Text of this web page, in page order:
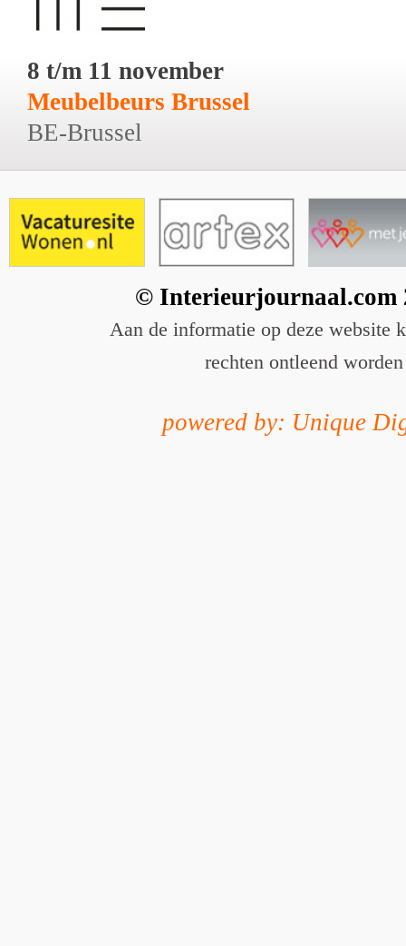
8 t/m 11 november
Meubelbeurs Brussel
BE-Brussel
© Interieurjournaal.com
Aan de informatie op deze website
rechten ontleend worden
powered by: Unique